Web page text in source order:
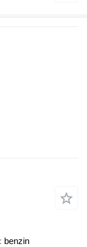
benzin